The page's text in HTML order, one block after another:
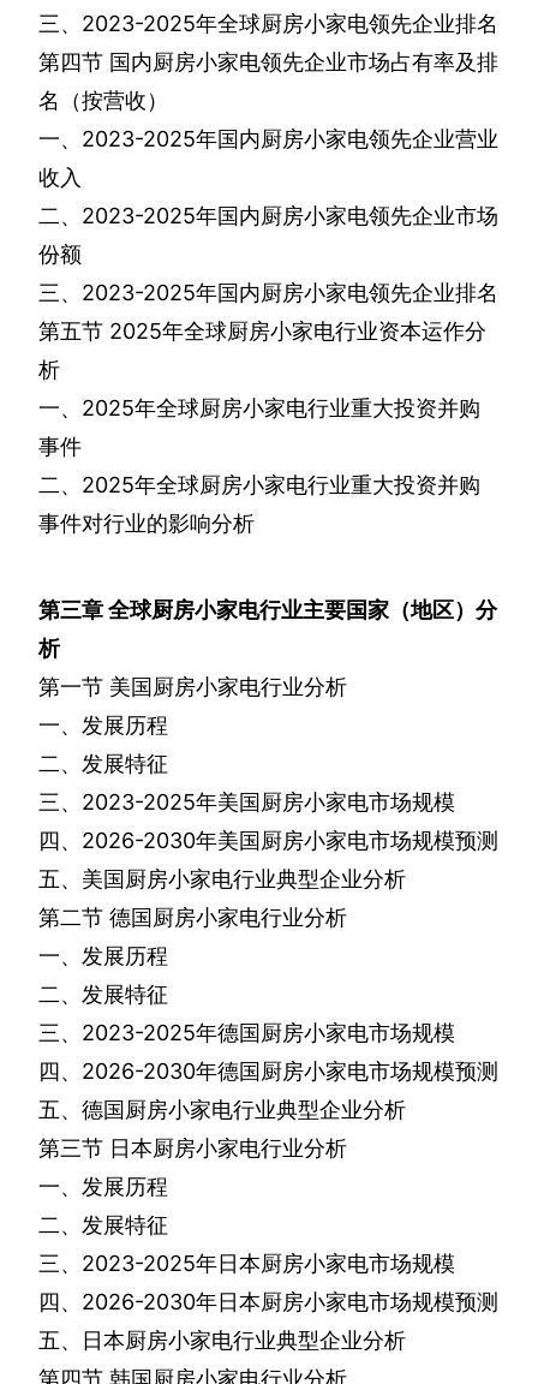
三、 2023-2025年全球厨房小家电领先企业排名
第四节 国内厨房小家电领先企业市场占有率及排
名（按营收）
一、 2023-2025年国内厨房小家电领先企业营业
收入
二、 2023-2025年国内厨房小家电领先企业市场
份额
三、 2023-2025年国内厨房小家电领先企业排名
第五节 2025年全球厨房小家电行业资本运作分
析
一、 2025年全球厨房小家电行业重大投资并购
事件
二、 2025年全球厨房小家电行业重大投资并购
事件对行业的影响分析
第三章全球厨房小家电行业主要国家（地区）分
析
第一节 美国厨房小家电行业分析
一、发展历程
二、发展特征
三、 2023-2025年美国厨房小家电市场规模
四、 2026-2030年美国厨房小家电市场规模预测
五、美国厨房小家电行业典型企业分析
第二节 德国厨房小家电行业分析
一、发展历程
二、发展特征
三、 2023-2025年德国厨房小家电市场规模
四、 2026-2030年德国厨房小家电市场规模预测
五、德国厨房小家电行业典型企业分析
第三节 日本厨房小家电行业分析
一、发展历程
二、发展特征
三、 2023-2025年日本厨房小家电市场规模
四、 2026-2030年日本厨房小家电市场规模预测
五、日本厨房小家电行业典型企业分析
第四节 韩国厨房小家电行业分析